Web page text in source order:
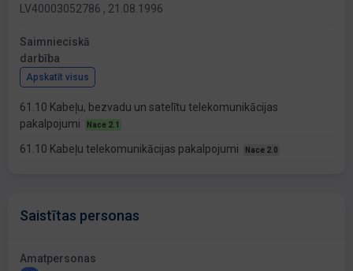
LV40003052786 , 21.08.1996
Saimnieciskā
darbība
Apskatīt visus
61.10 Kabeļu, bezvadu un satelītu telekomunikācijas
pakalpojumi
Nace 2.1
61.10 Kabeļu telekomunikācijas pakalpojumi Nace 2.0
Saistītas personas
Amatpersonas